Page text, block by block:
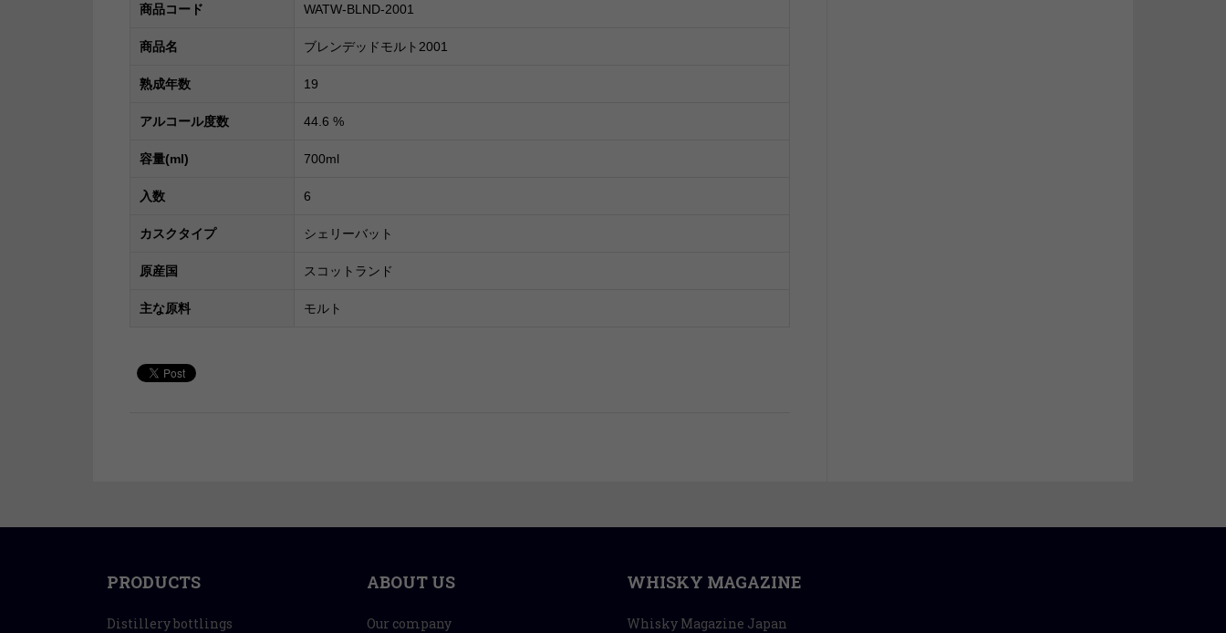
商品コード WATW-BLND-2001
商品名 ブレンデッドモルト2001
熟成年数 19
アルコール度数 44.6 %
容量(ml) 700ml
入数 6
カスクタイプ シェリーバット
原産国 スコットランド
主な原料 モルト
PRODUCTS
Distillery bottlings
ABOUT US
Our company
WHISKY MAGAZINE
Whisky Magazine Japan